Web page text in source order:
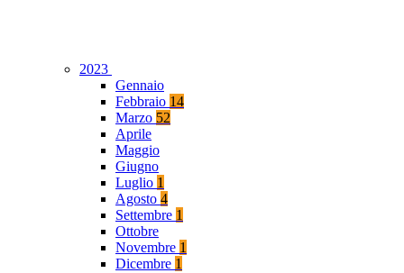
2023
Gennaio
Febbraio 14
Marzo 52
Aprile
Maggio
Giugno
Luglio 1
Agosto 4
Settembre 1
Ottobre
Novembre 1
Dicembre 1